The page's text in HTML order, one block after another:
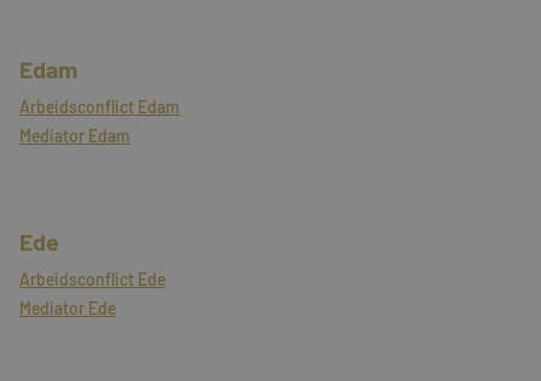
Edam
Arbeidsconflict Edam
Mediator Edam
Ede
Arbeidsconflict Ede
Mediator Ede